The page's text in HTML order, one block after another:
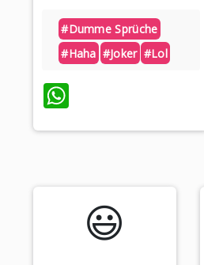
#dumme Sprüche
#haha #joker #lol
WhatsApp
😃️